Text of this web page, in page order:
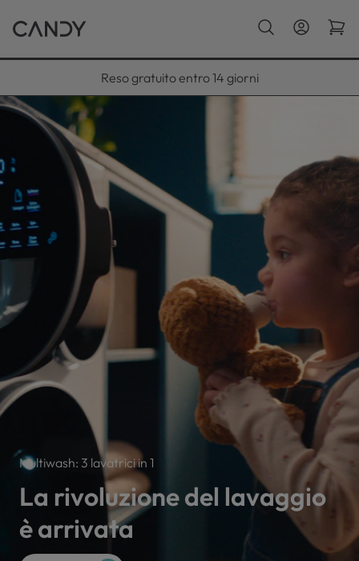
Paga con Klarna fino a 12 rate
Multiwash: 3 lavatrici in 1
La rivoluzione del lavaggio
è arrivata